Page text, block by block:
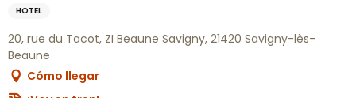
HOTEL
20, rue du Tacot, ZI Beaune Savigny, 21420 Savigny-lès-
Beaune
Cómo llegar